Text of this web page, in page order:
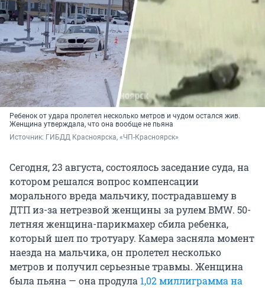
Ребенок от удара пролетел несколько метров и чудом остался жив.
Женщина утверждала, что она вообще не пьяна
Источник: ГИБДД Красноярска, «ЧП-Красноярск»
Сегодня, 23 августа, состоялось заседание суда, на
котором решался вопрос компенсации
морального вреда мальчику, пострадавшему в
ДТП из-за нетрезвой женщины за рулем BMW. 50-
летняя женщина-парикмахер сбила ребенка,
который шел по тротуару. Камера засняла момент
наезда на мальчика, он пролетел несколько
метров и получил серьезные травмы. Женщина
была пьяна — она продула 1,02 миллиграмма на